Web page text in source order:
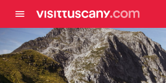
menu